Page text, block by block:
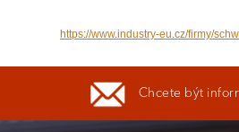
https://www.industry-eu.cz/firmy/
Chcete být